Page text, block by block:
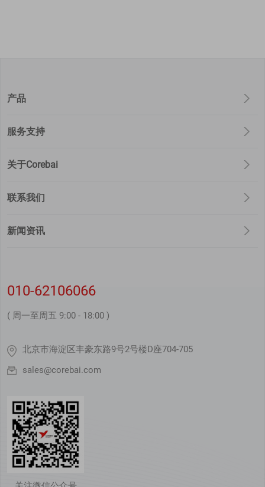
产品
服务支持
关于Corebai
联系我们
新闻资讯
010-62106066
( 周一至周五 9:00 - 18:00 )
北京市海淀区丰豪东路9号2号楼D座704-705
sales@corebai.com